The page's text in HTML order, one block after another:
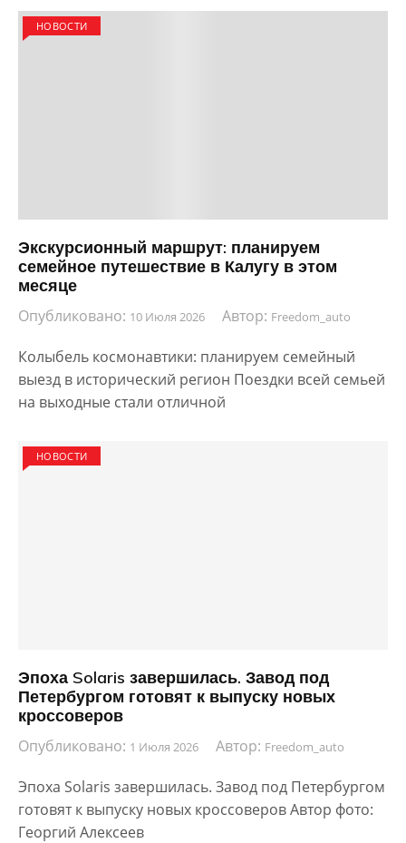
НОВОСТИ
Экскурсионный маршрут: планируем
семейное путешествие в Калугу в этом
месяце
Опубликовано: 10 Июля 2026 Автор: Freedom_auto
Колыбель космонавтики: планируем семейный
выезд в исторический регион Поездки всей семьей
на выходные стали отличной
НОВОСТИ
Эпоха Solaris завершилась. Завод под
Петербургом готовят к выпуску новых
кроссоверов
Опубликовано: 1 Июля 2026 Автор: Freedom_auto
Эпоха Solaris завершилась. Завод под Петербургом
готовят к выпуску новых кроссоверов Автор фото:
Георгий Алексеев